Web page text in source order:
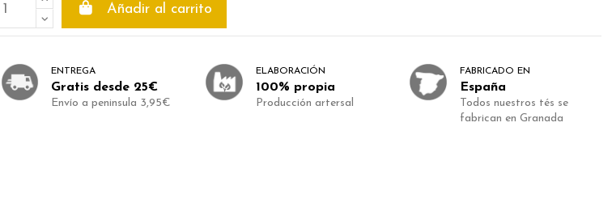
Añadir al carrito
ENTREGA
Gratis desde 25€
Envío a peninsula 3,95€
ELABORACIÓN
100% propia
Producción artersal
FABRICADO EN
España
Todos nuestros tés se
fabrican en Granada